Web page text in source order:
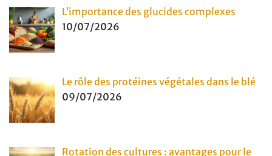
L’importance des glucides complexes
10/07/2026
Le rôle des protéines végétales dans le blé
09/07/2026
Rotation des cultures : avantages pour le